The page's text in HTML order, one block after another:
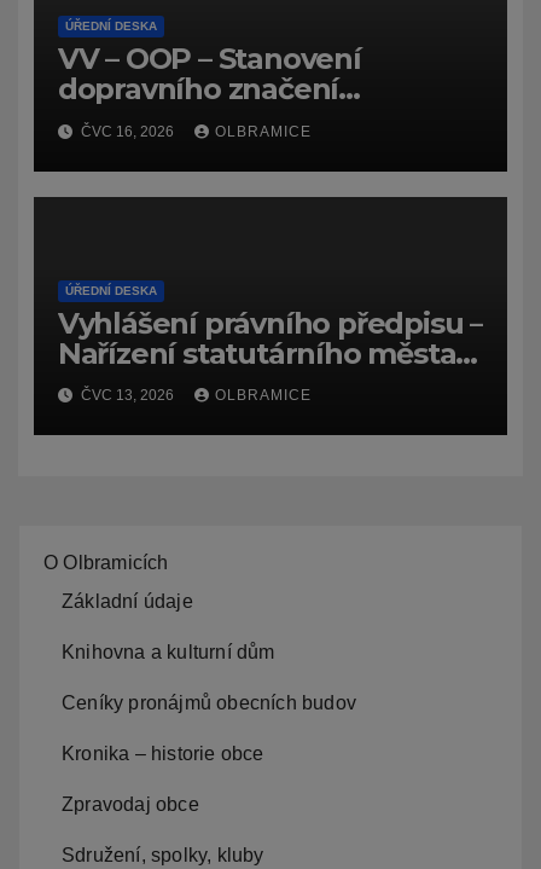
ÚŘEDNÍ DESKA
VV – OOP – Stanovení
dopravního značení
(dočasného) č.
7159/26/Olbramice
ČVC 16, 2026 OLBRAMICE
ÚŘEDNÍ DESKA
Vyhlášení právního předpisu –
Nařízení statutárního města
Ostravy, o záměru zadat
zpracování lesních
hospodářských budov
ČVC 13, 2026 OLBRAMICE
O Olbramicích
Základní údaje
Knihovna a kulturní dům
Ceníky pronájmů obecních budov
Kronika – historie obce
Zpravodaj obce
Sdružení, spolky, kluby